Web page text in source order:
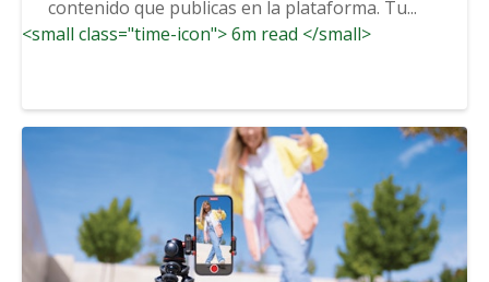
contenido que publicas en la plataforma. Tu...
<small class="time-icon"> 6m read </small>